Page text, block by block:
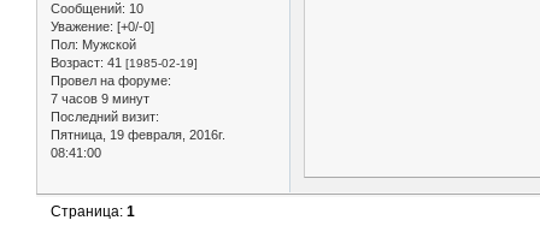
Сообщений: 10
Уважение: [+0/-0]
Пол: Мужской
Возраст: 41 [1985-02-19]
Провел на форуме:
7 часов 9 минут
Последний визит:
Пятница, 19 февраля, 2016г.
08:41:00
Страница:1